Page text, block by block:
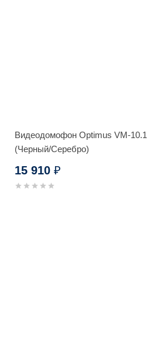
Видеодомофон Optimus VM-10.1
(Черный/Серебро)
15 910 ₽